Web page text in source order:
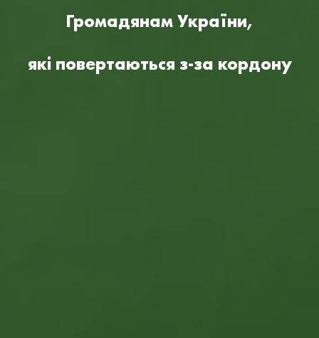
Громадянам України,
які повертаються з-за кордону